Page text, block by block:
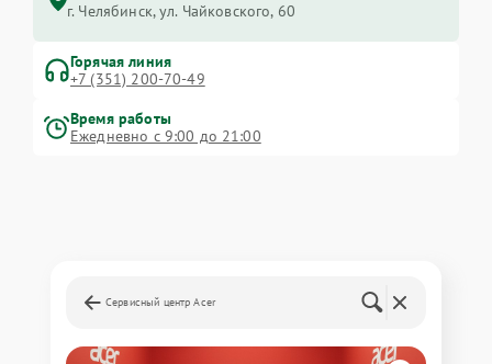
г. Челябинск, ул. Чайковского, 60
Горячая линия
+7 (351) 200-70-49
Время работы
Ежедневно с 9:00 до 21:00
Сервисный центр Acer